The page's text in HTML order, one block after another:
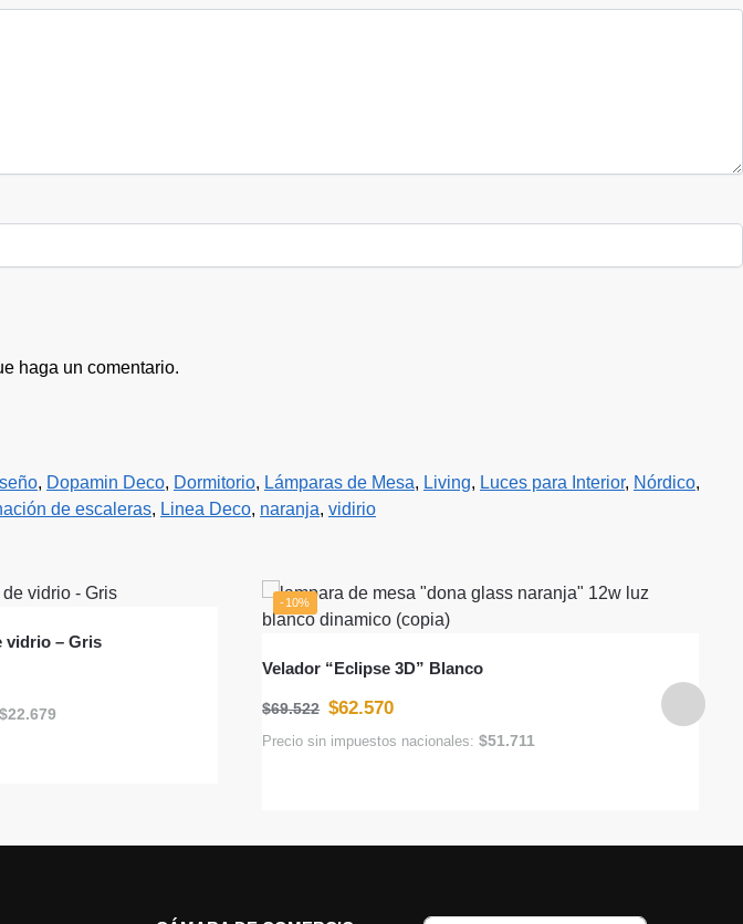
haga un comentario.
, Dopamin Deco, Dormitorio, Lámparas de Mesa, Living, Luces para Interior, Nórdico,
de escaleras, Linea Deco, naranja, vidirio
vidrio – Gris
$22.679
-10%
Velador “Eclipse 3D” Blanco
$69.522 $62.570
Precio sin impuestos nacionales:$51.711